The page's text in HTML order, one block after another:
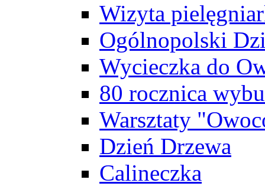
Wizyta
Ogólnopolski
Wycieczka do
80 rocznica
Warsztaty
Dzień Drzewa
Calineczka